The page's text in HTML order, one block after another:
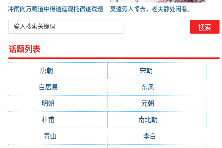
冲雨向万载道中得逍遥观托宿遂戏题
莫遣旁人惊去，老夫静处闲看。
话题列表
唐朝 宋朝
白居易 东风
明朝 元朝
杜甫 南北朝
青山 李白